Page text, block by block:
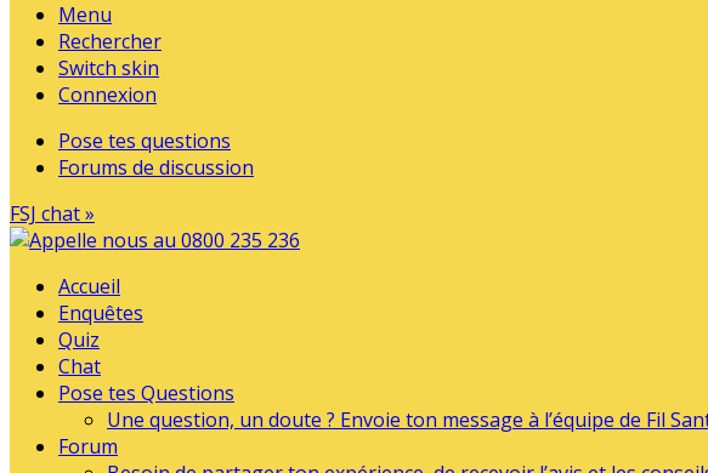
Menu
Rechercher
Switch skin
Connexion
Pose tes questions
Forums de discussion
FSJ chat »
Accueil
Enquêtes
Quiz
Chat
Pose tes Questions
Une question, un doute ? Envoie ton message à l’équipe de Fil
Forum